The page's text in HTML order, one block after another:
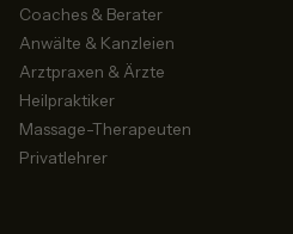
Coaches & Berater
Anwälte & Kanzleien
Arztpraxen & Ärzte
Heilpraktiker
Massage-Therapeuten
Privatlehrer